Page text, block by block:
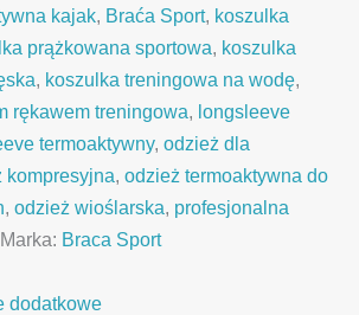
kajak, Braća Sport, koszulka
prążkowana sportowa, koszulka
, koszulka treningowa na wodę,
rękawem treningowa, longsleeve
termoaktywny,odzież dla
kompresyjna,odzież termoaktywna do
,odzież wioślarska, profesjonalna
Marka: Braca Sport
dodatkowe